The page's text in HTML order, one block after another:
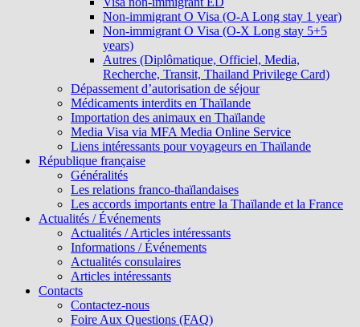
Non-immigrant O Visa (O-A Long stay 1 year)
Non-immigrant O Visa (O-X Long stay 5+5
years)
Autres (Diplômatique, Officiel, Media,
Recherche, Transit, Thailand Privilege Card)
Dépassement d’autorisation de séjour
Médicaments interdits en Thaïlande
Importation des animaux en Thaïlande
Media Visa via MFA Media Online Service
Liens intéressants pour voyageurs en Thaïlande
République française
Généralités
Les relations franco-thaïlandaises
Les accords importants entre la Thaïlande et la France
Actualités / Événements
Actualités / Articles intéressants
Informations / Événements
Actualités consulaires
Articles intéressants
Contacts
Contactez-nous
Foire Aux Questions (FAQ)